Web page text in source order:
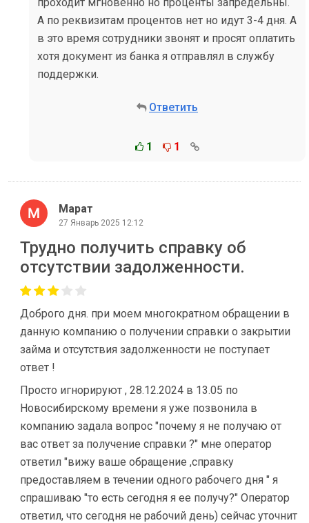
А по реквизитам процентов нет но идут 3-4 дня. А
в это время сотрудники звонят и просят оплатить
хотя документ из банка я отправлял в службу
поддержки.
Ответить
1 1
Марат
27 Январь 2025 12:12
Трудно получить справку об
отсутствии задолженности.
Доброго дня. при моем многократном обращении в
данную компанию о получении справки о закрытии
займа и отсутствия задолженности не поступает
ответ !
Просто игнорируют , 28.12.2024 в 13.05 по
Новосибирскому времени я уже позвонила в
компанию задала вопрос "почему я не получаю от
вас ответ за получение справки ?" мне оператор
ответил "вижу ваше обращение ,справку
предоставляем в течении одного рабочего дня " я
спрашиваю "то есть сегодня я ее получу?" Оператор
ответил, что сегодня не рабочий день) сейчас уточнит